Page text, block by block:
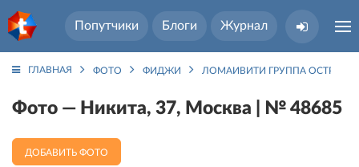
Попутчики Блоги Журнал
ГЛАВНАЯ ФОТО ФИДЖИ ЛОМАИВИТИ ГРУППА
Фото — Никита, 37, Москва | № 48685
ДОБАВИТЬ ФОТО